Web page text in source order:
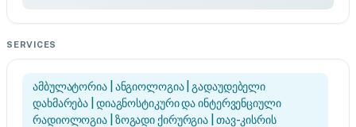
SERVICES
ამბულატორია | ანგიოლოგია | გადაუდებელი
დახმარება | დიაგნოსტიკური და ინტერვენციული
რადიოლოგია | ზოგადი ქირურგია | თავ-კისრის